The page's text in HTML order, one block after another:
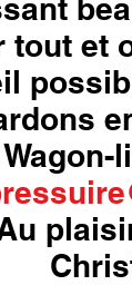
tout et